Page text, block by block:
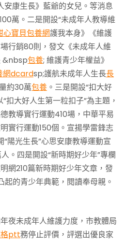
康生長》藍爺的女兒。等消息
萬。二是開設“未成年人教導維
心寶貝包養網護我本身》《維護
行銷80則，發文《未成年人維
&nbsp包養; 維護青少年權益》
網dcardsp;護航未成年人生長長
約30萬包養 。三是開設“扣大好
扣大好人生第一粒扣子”為主題，
教導實行運動410場，中華平易
實行運動150個。宣揚學雷鋒志
陽光生長”心思安康教導運動宣
。四是開設“新時期好少年”專欄
網210篇新時期好少年文章，發
起的青少年典範，閱讀奉母親。
夜未成年人維護力度，市教體局
格ptt務停止評價，評選出優良家